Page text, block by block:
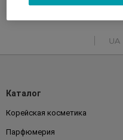
UA
Каталог
Корейская косметика
Парфюмерия